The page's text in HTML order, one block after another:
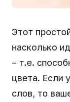
Этот
насколько
– т.е.
цвета. Если
слов, то